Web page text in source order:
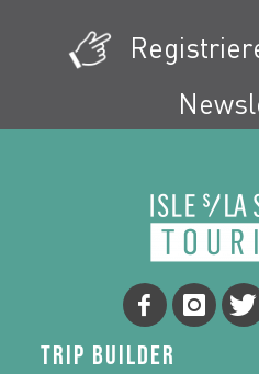
Trip Builder